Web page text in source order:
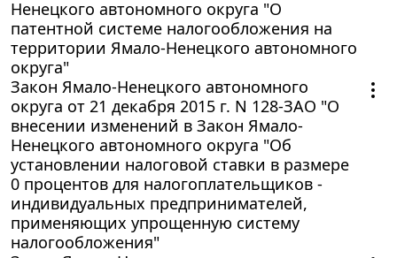
Ненецкого автономного округа "О
патентной системе налогообложения на
территории Ямало-Ненецкого автономного
округа"
Закон Ямало-Ненецкого автономного
округа от 21 декабря 2015 г. N 128-ЗАО "О
внесении изменений в Закон Ямало-
Ненецкого автономного округа "Об
установлении налоговой ставки в размере
0 процентов для налогоплательщиков -
индивидуальных предпринимателей,
применяющих упрощенную систему
налогообложения"